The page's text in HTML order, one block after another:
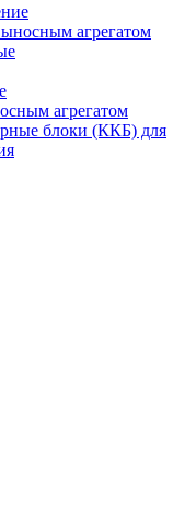
агрегатом
агрегатом
блоки (ККБ) для